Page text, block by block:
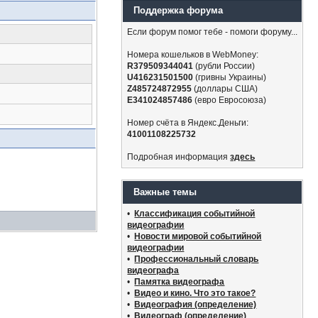
Поддержка форума
Если форум помог тебе - помоги форуму...
Номера кошельков в WebMoney:
R379509344041 (рубли России)
U416231501500 (гривны Украины)
Z485724872955 (доллары США)
E341024857486 (евро Евросоюза)
Номер счёта в Яндекс.Деньги:
41001108225732
Подробная информацияздесь
Важные темы
• Классификация событийной
видеографии
• Новости мировой событийной
видеографии
• Профессиональный словарь
видеографа
• Памятка видеографа
• Видео и кино. Что это такое?
• Видеография (определение)
• Видеограф (определение)